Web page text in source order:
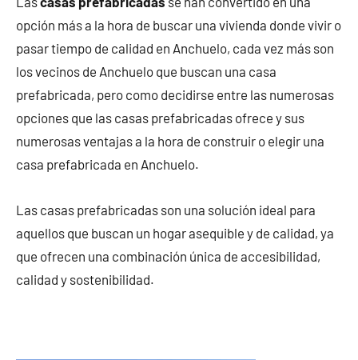
opción más a la hora de buscar una vivienda donde vivir o
pasar tiempo de calidad en Anchuelo, cada vez más son
los vecinos de Anchuelo que buscan una casa
prefabricada, pero como decidirse entre las numerosas
opciones que las casas prefabricadas ofrece y sus
numerosas ventajas a la hora de construir o elegir una
casa prefabricada en Anchuelo.
Las casas prefabricadas son una solución ideal para
aquellos que buscan un hogar asequible y de calidad, ya
que ofrecen una combinación única de accesibilidad,
calidad y sostenibilidad.